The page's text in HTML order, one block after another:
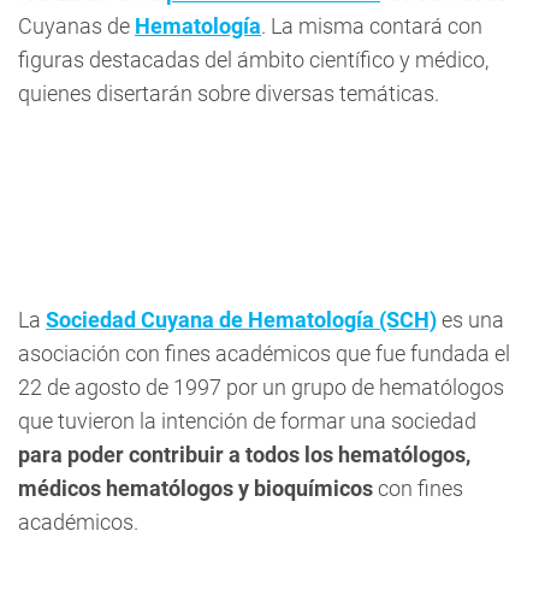
Cuyanas de Hematología. La misma contará con
figuras destacadas del ámbito científico y médico,
quienes disertarán sobre diversas temáticas.
La Sociedad Cuyana de Hematología (SCH)es una
asociación con fines académicos que fue fundada el
22 de agosto de 1997 por un grupo de hematólogos
que tuvieron la intención de formar una sociedad
para poder contribuir a todos los hematólogos,
médicos hematólogos y bioquímicoscon fines
académicos.